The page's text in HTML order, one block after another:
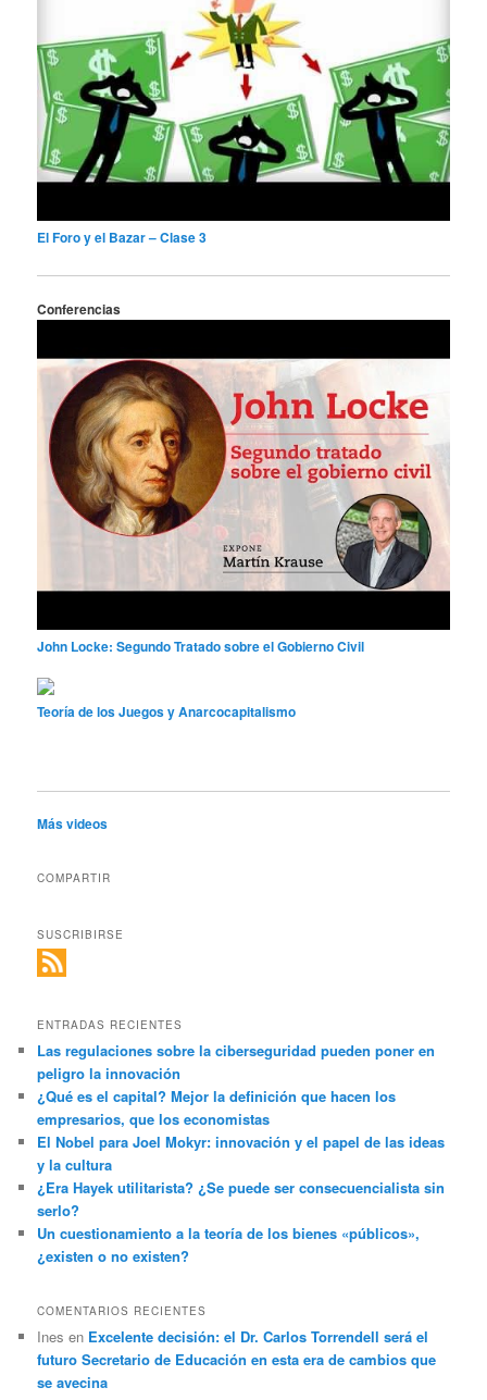
El Foro y el Bazar – Clase 3
Conferencias
John Locke: Segundo Tratado sobre el Gobierno Civil
Teoría de los Juegos y Anarcocapitalismo
Más videos
COMPARTIR
SUSCRIBIRSE
ENTRADAS RECIENTES
Las regulaciones sobre la ciberseguridad pueden poner en
peligro la innovación
¿Qué es el capital? Mejor la definición que hacen los
empresarios, que los economistas
El Nobel para Joel Mokyr: innovación y el papel de las ideas
y la cultura
¿Era Hayek utilitarista? ¿Se puede ser consecuencialista sin
serlo?
Un cuestionamiento a la teoría de los bienes «públicos»,
¿existen o no existen?
COMENTARIOS RECIENTES
Ines en Excelente decisión: el Dr. Carlos Torrendell será el
futuro Secretario de Educación en esta era de cambios que
se avecina